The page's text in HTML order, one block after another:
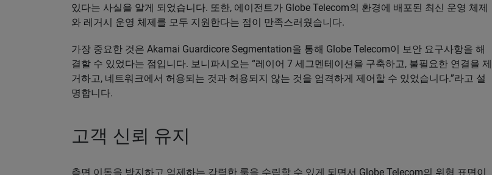
있다는 사실을 알게 되었습니다. 또한, 에이전트가 Globe Telecom의 환경에 배포된 최신 운영 체제
와 레거시 운영 체제를 모두 지원한다는 점이 만족스러웠습니다.
가장 중요한 것은 Akamai Guardicore Segmentation을 통해 Globe Telecom이 보안 요구사항을 해
결할 수 있었다는 점입니다. 보니파시오는 “레이어 7 세그멘테이션을 구축하고, 불필요한 연결을 제
거하고, 네트워크에서 허용되는 것과 허용되지 않는 것을 엄격하게 제어할 수 있었습니다.”라고 설
명합니다.
고객 신뢰 유지
측면 이동을 방지하고 억제하는 강력한 룰을 수립할 수 있게 되면서 Globe Telecom의 위협 표면이